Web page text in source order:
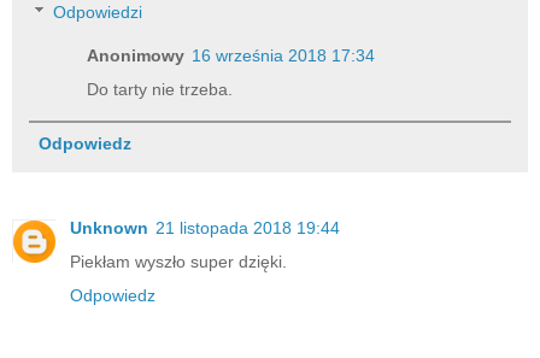
Odpowiedzi
Anonimowy 16 września 2018 17:34
Do tarty nie trzeba.
Odpowiedz
Unknown 21 listopada 2018 19:44
Piekłam wyszło super dzięki.
Odpowiedz